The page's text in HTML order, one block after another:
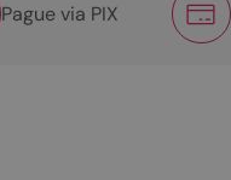
Pague via PIX